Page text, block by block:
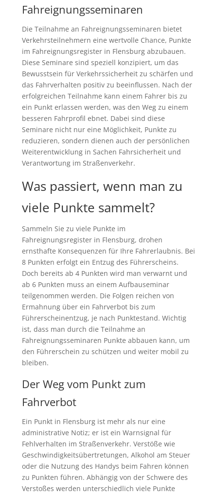
Fahreignungsseminaren
Die Teilnahme an Fahreignungsseminaren bietet
Verkehrsteilnehmern eine wertvolle Chance, Punkte
im Fahreignungsregister in Flensburg abzubauen.
Diese Seminare sind speziell konzipiert, um das
Bewusstsein für Verkehrssicherheit zu schärfen und
das Fahrverhalten positiv zu beeinflussen. Nach der
erfolgreichen Teilnahme kann einem Fahrer bis zu
ein Punkt erlassen werden, was den Weg zu einem
besseren Fahrprofil ebnet. Dabei sind diese
Seminare nicht nur eine Möglichkeit, Punkte zu
reduzieren, sondern dienen auch der persönlichen
Weiterentwicklung in Sachen Fahrsicherheit und
Verantwortung im Straßenverkehr.
Was passiert, wenn man zu
viele Punkte sammelt?
Sammeln Sie zu viele Punkte im
Fahreignungsregister in Flensburg, drohen
ernsthafte Konsequenzen für Ihre Fahrerlaubnis. Bei
8 Punkten erfolgt ein Entzug des Führerscheins.
Doch bereits ab 4 Punkten wird man verwarnt und
ab 6 Punkten muss an einem Aufbauseminar
teilgenommen werden. Die Folgen reichen von
Ermahnung über ein Fahrverbot bis zum
Führerscheinentzug, je nach Punktestand. Wichtig
ist, dass man durch die Teilnahme an
Fahreignungsseminaren Punkte abbauen kann, um
den Führerschein zu schützen und weiter mobil zu
bleiben.
Der Weg vom Punkt zum
Fahrverbot
Ein Punkt in Flensburg ist mehr als nur eine
administrative Notiz; er ist ein Warnsignal für
Fehlverhalten im Straßenverkehr. Verstöße wie
Geschwindigkeitsübertretungen, Alkohol am Steuer
oder die Nutzung des Handys beim Fahren können
zu Punkten führen. Abhängig von der Schwere des
Verstoßes werden unterschiedlich viele Punkte